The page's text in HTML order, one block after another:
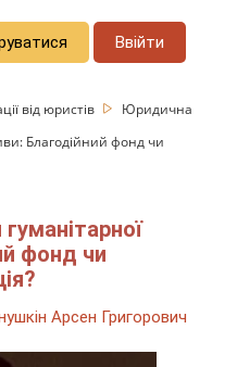
Ввійти
від юристів
Юридична
Благодійний фонд чи
фонд чи
Арсен Григорович